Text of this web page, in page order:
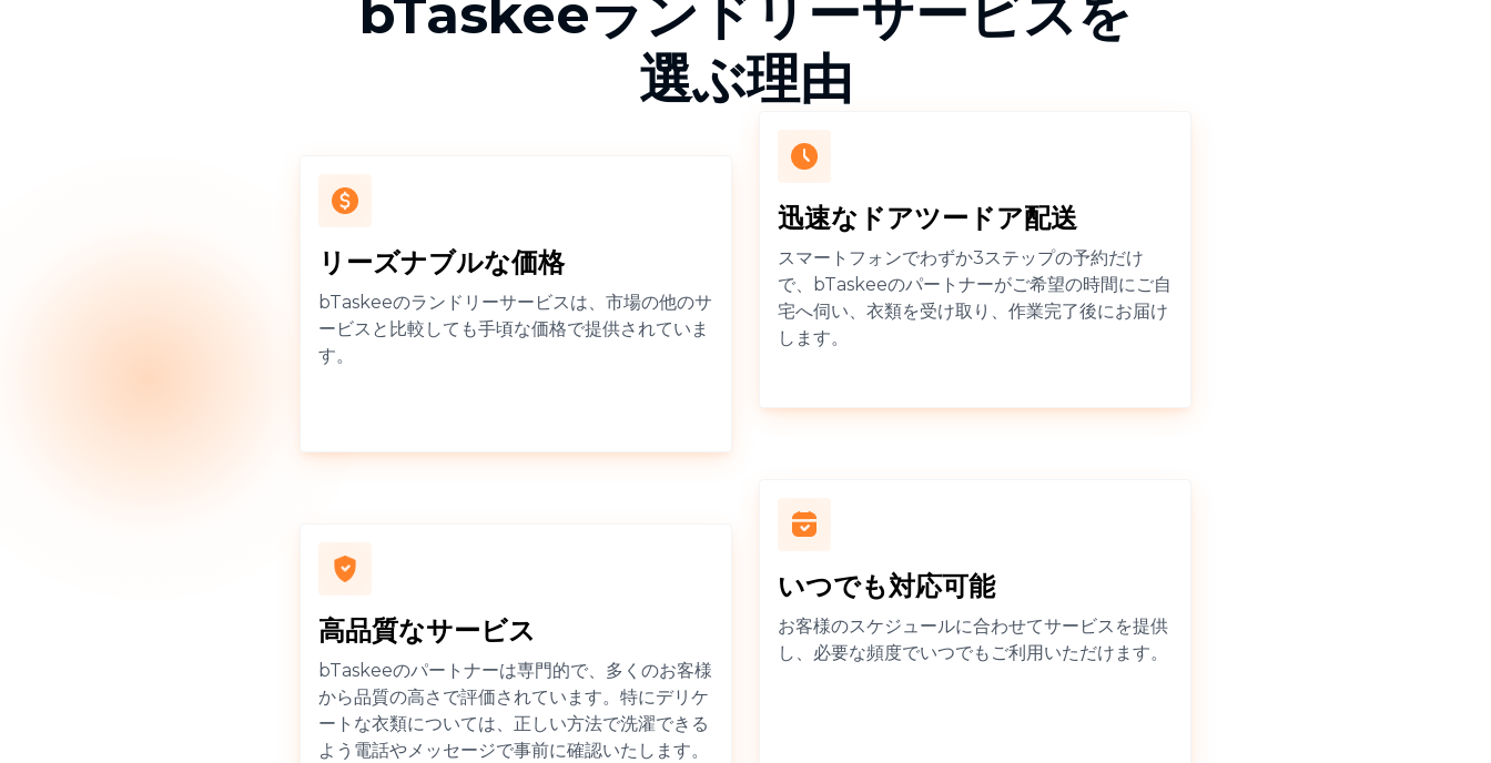
bTaskeeランドリーサービスを
選ぶ理由
リーズナブルな価格
bTaskeeのランドリーサービスは、市場の他のサ
ービスと比較しても手頃な価格で提供されていま
す。
迅速なドアツードア配送
スマートフォンでわずか3ステップの予約だけ
で、bTaskeeのパートナーがご希望の時間にご自
宅へ伺い、衣類を受け取り、作業完了後にお届け
します。
高品質なサービス
bTaskeeのパートナーは専門的で、多くのお客様
から品質の高さで評価されています。特にデリケ
ートな衣類については、正しい方法で洗濯できる
よう電話やメッセージで事前に確認いたします。
いつでも対応可能
お客様のスケジュールに合わせてサービスを提供
し、必要な頻度でいつでもご利用いただけます。